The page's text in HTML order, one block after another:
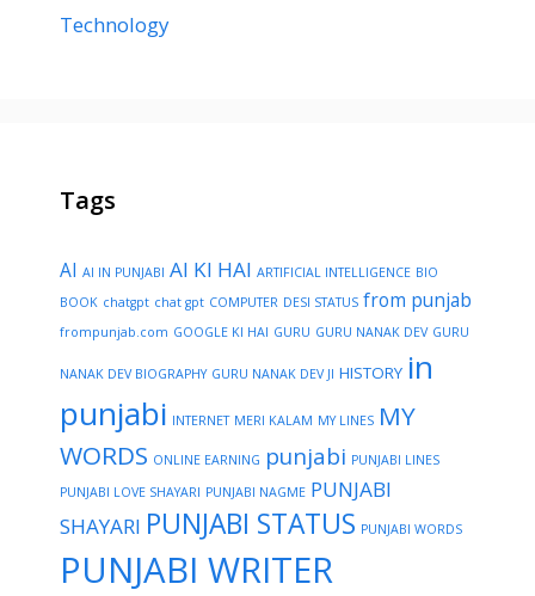
Technology
Tags
AI AI IN PUNJABI AI KI HAI ARTIFICIAL INTELLIGENCE BIO
BOOK chatgpt chat gpt COMPUTER DESI STATUS from punjab
frompunjab.com GOOGLE KI HAI GURU GURU NANAK DEV GURU
NANAK DEV BIOGRAPHY GURU NANAK DEV JI HISTORY in
punjabi INTERNET MERI KALAM MY LINES MY
WORDS ONLINE EARNING punjabi PUNJABI LINES
PUNJABI LOVE SHAYARI PUNJABI NAGME PUNJABI
SHAYARI PUNJABI STATUS PUNJABI WORDS
PUNJABI WRITER